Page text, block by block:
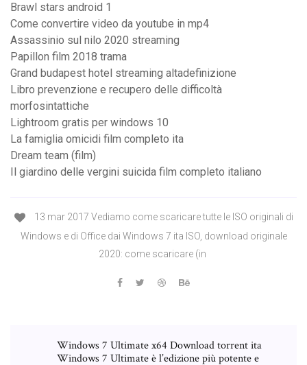
Brawl stars android 1
Come convertire video da youtube in mp4
Assassinio sul nilo 2020 streaming
Papillon film 2018 trama
Grand budapest hotel streaming altadefinizione
Libro prevenzione e recupero delle difficoltà
morfosintattiche
Lightroom gratis per windows 10
La famiglia omicidi film completo ita
Dream team (film)
Il giardino delle vergini suicida film completo italiano
13 mar 2017 Vediamo come scaricare tutte le ISO originali di
Windows e di Office dai Windows 7 ita ISO, download originale
2020: come scaricare (in
Windows 7 Ultimate x64 Download torrent ita
Windows 7 Ultimate è l’edizione più potente e